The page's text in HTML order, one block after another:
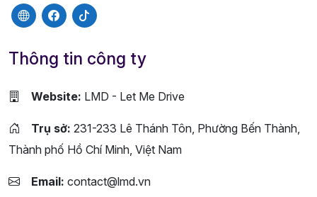
Thông tin công ty
Website: LMD - Let Me Drive
Trụ sở: 231-233 Lê Thánh Tôn, Phường Bến Thành,
Thành phố Hồ Chí Minh, Việt Nam
Email: contact@lmd.vn